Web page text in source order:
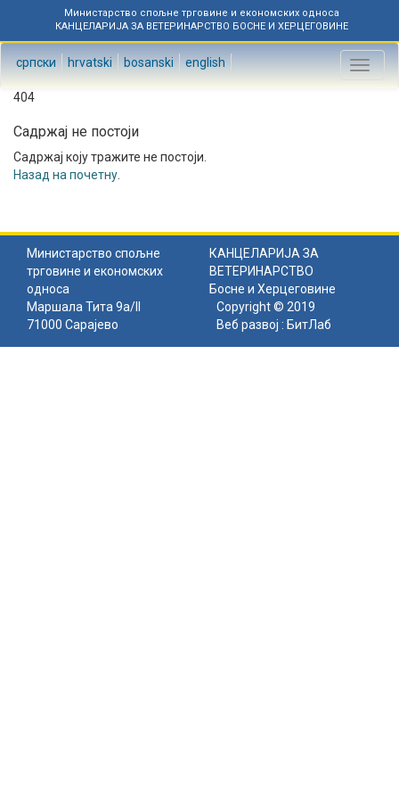
Министарство спољне трговине и економских односа
КАНЦЕЛАРИЈА ЗА ВЕТЕРИНАРСТВО БОСНЕ И ХЕРЦЕГОВИНЕ
српски hrvatski bosanski english
Toggle
404
Садржај не постоји
Садржај коју тражите не постоји.
Назад на почетну
Министарство спољне
трговине и економских
односа
КАНЦЕЛАРИЈА ЗА
ВЕТЕРИНАРСТВО
Босне и Херцеговине
Маршала Тита 9а/II
71000 Сарајево
Copyright © 2019
Веб развој : БитЛаб